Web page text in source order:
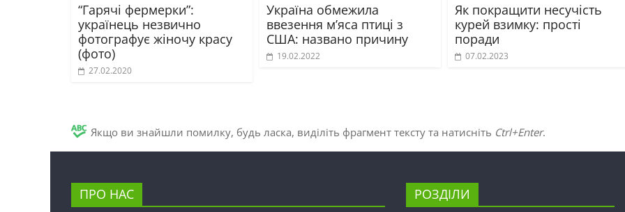
“Гарячі фермерки”:
українець незвично
фотографує жіночу красу
(фото)
27.02.2020
Україна обмежила
ввезення м’яса птиці з
США: названо причину
19.02.2022
Як покращити несучість
курей взимку: прості
поради
07.02.2023
Якщо ви знайшли помилку, будь ласка, виділіть фрагмент тексту та натисніть Ctrl+Enter.
ПРО НАС РОЗДІЛИ